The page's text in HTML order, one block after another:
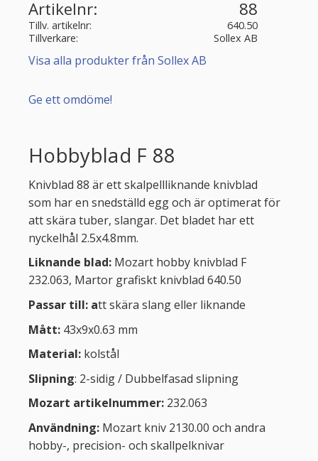
Artikelnr 88
Tillv. artikelnr
640.50
Tillverkare
Sollex AB
Visa alla produkter från Sollex AB
Ge ett omdöme!
Hobbyblad F 88
Knivblad 88 är ett skalpellliknande knivblad
som har en snedställd egg och är optimerat för
att skära tuber, slangar. Det bladet har ett
nyckelhål 2.5x4.8mm.
Liknande blad: Mozart hobby knivblad F
232.063, Martor grafiskt knivblad 640.50
Passar till: att skära slang eller liknande
Mått: 43x9x0.63 mm
Material: kolstål
Slipning: 2-sidig / Dubbelfasad slipning
Mozart artikelnummer: 232.063
Användning: Mozart kniv 2130.00 och andra
hobby-, precision- och skallpelknivar